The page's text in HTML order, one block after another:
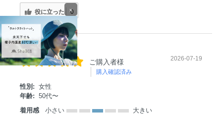
役に立った 0
ご購入者様
購入確認済み
2026-07-19
性別: 女性
年齢: 50代〜
着用感
小さい 大きい
×